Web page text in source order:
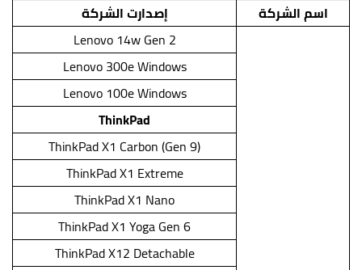
اسم الشركة إصدارت الشركة
Lenovo 14w Gen 2
Lenovo 300e Windows
Lenovo 100e Windows
ThinkPad
ThinkPad X1 Carbon (Gen 9)
ThinkPad X1 Extreme
ThinkPad X1 Nano
ThinkPad X1 Yoga Gen 6
ThinkPad X12 Detachable